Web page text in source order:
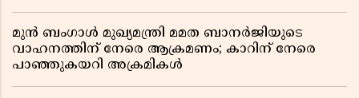
മുൻ ബംഗാൾ മുഖ്യമന്ത്രി മമത ബാനർജിയുടെ
വാഹനത്തിന് നേരെ ആക്രമണം; കാറിന് നേരെ
പാഞ്ഞുകയറി അക്രമികൾ